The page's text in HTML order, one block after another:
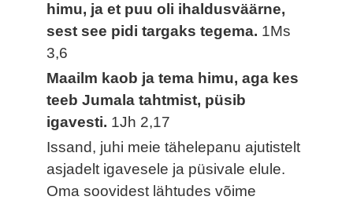
himu, ja et puu oli ihaldusväärne,
sest see pidi targaks tegema. 1Ms
3,6
Maailm kaob ja tema himu, aga kes
teeb Jumala tahtmist, püsib
igavesti. 1Jh 2,17
Issand, juhi meie tähelepanu ajutistelt
asjadelt igavesele ja püsivale elule.
Oma soovidest lähtudes võime